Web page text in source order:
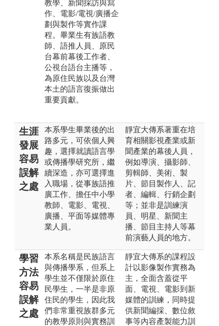
教學、新聞採訪與寫
作、電影/電視/廣播企
劃與製作等實作課
程。畢業生有族語教
師、語推人員、原民
台幕前幕後工作者、
公視台語台主播等，
為原住民族以及台灣
本土的語言復振做出
重要貢獻。
生涯
發展
容易
誤解
之處
本系學生畢業後的出
路多元，可依個人興
趣，選擇就讀語言學
或傳播學研究所，繼
續深造，亦可選擇進
入職場，從事族語推
廣工作、擔任中小學
教師、電影、電視、
廣播、平面等媒體專
業人員。
靜宜大傳系著重在培
育相關影視產業或新
聞產業的幕後人員，
例如導演、攝影師、
剪輯師、美術、製
片、節目製作人、記
者、編輯、行銷企劃
等；並非是訓練演
員、明星、新聞主
播、節目主持人等幕
前演藝人員的地方。
學習
方法
容易
誤解
之處
本系名稱是民族語言
與傳播學系，但系上
學生並不僅限於原住
民學生，一半是非原
住民的學生，因此我
們非常重視族群多元
的教學原則與實務訓
靜宜大傳系的課程設
計以影像製作實務為
主，全面含蓋從平
面、電視、電影到新
媒體的訓練，同時提
供新聞編採、數位敘
事等內容產製能力訓